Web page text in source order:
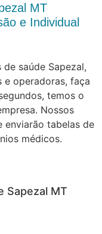
MT
e Individual
saúde Sapezal,
operadoras, faça
temos o
Nossos
enviarão tabelas de
médicos.
Sapezal MT